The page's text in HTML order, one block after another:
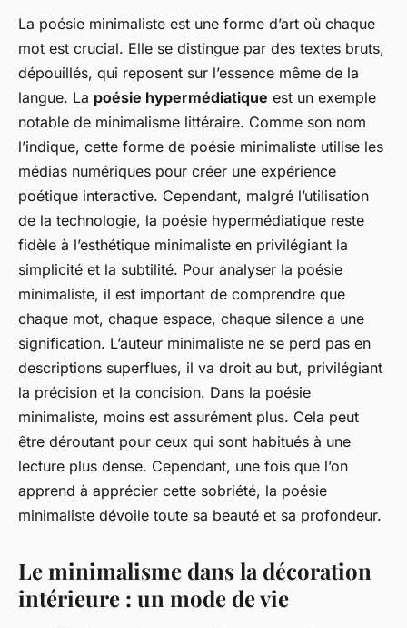
La poésie minimaliste est une forme d’art où chaque
mot est crucial. Elle se distingue par des textes bruts,
dépouillés, qui reposent sur l’essence même de la
langue. La poésie hypermédiatique est un exemple
notable de minimalisme littéraire. Comme son nom
l’indique, cette forme de poésie minimaliste utilise les
médias numériques pour créer une expérience
poétique interactive. Cependant, malgré l’utilisation
de la technologie, la poésie hypermédiatique reste
fidèle à l’esthétique minimaliste en privilégiant la
simplicité et la subtilité. Pour analyser la poésie
minimaliste, il est important de comprendre que
chaque mot, chaque espace, chaque silence a une
signification. L’auteur minimaliste ne se perd pas en
descriptions superflues, il va droit au but, privilégiant
la précision et la concision. Dans la poésie
minimaliste, moins est assurément plus. Cela peut
être déroutant pour ceux qui sont habitués à une
lecture plus dense. Cependant, une fois que l’on
apprend à apprécier cette sobriété, la poésie
minimaliste dévoile toute sa beauté et sa profondeur.
Le minimalisme dans la décoration
intérieure : un mode de vie